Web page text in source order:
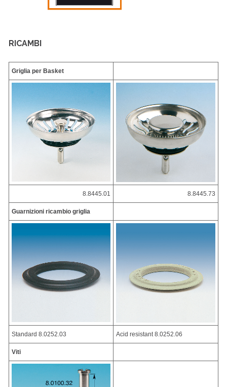
RICAMBI
Griglia per Basket
8.8445.01 8.8445.73
Guarnizioni ricambio griglia
Standard 8.0252.03 Acid resistant 8.0252.06
Viti